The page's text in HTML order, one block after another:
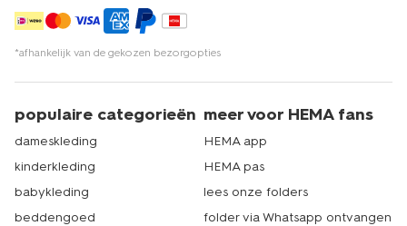
*afhankelijk van de gekozen bezorgopties
populaire categorieën
dameskleding
kinderkleding
babykleding
beddengoed
meer voor HEMA fans
HEMA app
HEMA pas
lees onze folders
folder via Whatsapp ontvangen